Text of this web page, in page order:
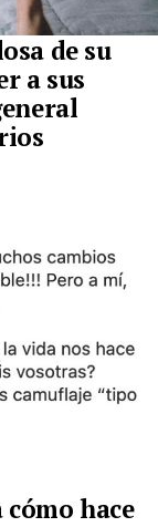
de su
a sus
hace